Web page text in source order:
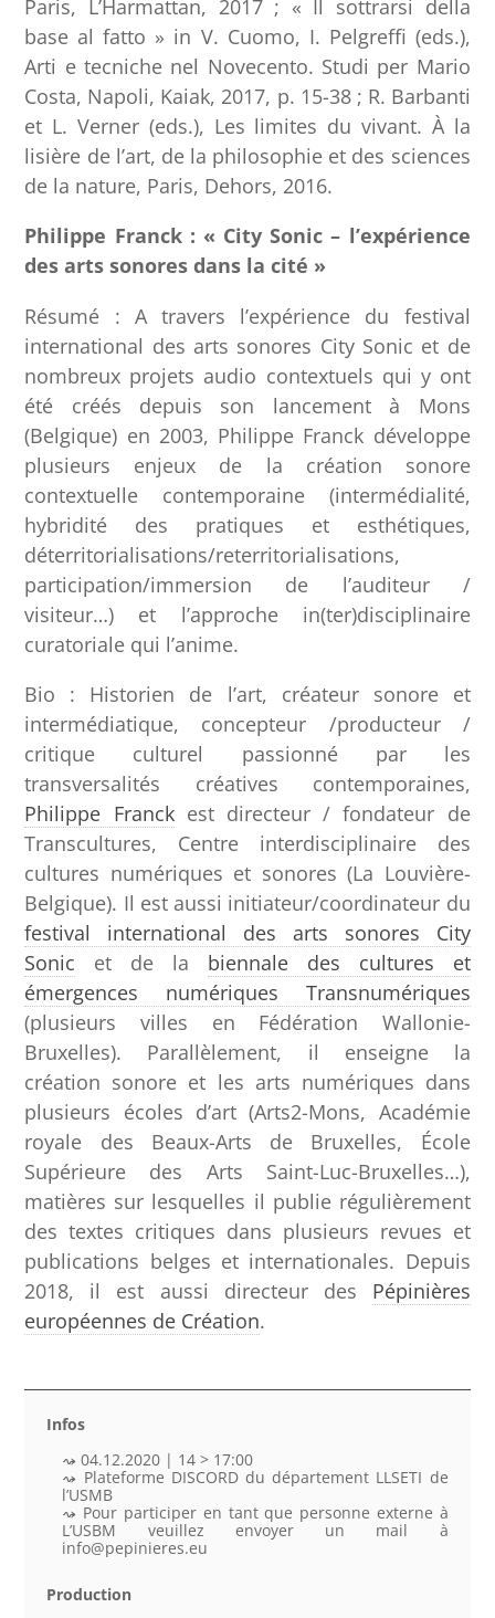
Paris, L’Harmattan, 2017 ; « Il sottrarsi della
base al fatto » in V. Cuomo, I. Pelgreffi (eds.),
Arti e tecniche nel Novecento. Studi per Mario
Costa, Napoli, Kaiak, 2017, p. 15-38 ; R. Barbanti
et L. Verner (eds.), Les limites du vivant. À la
lisière de l’art, de la philosophie et des sciences
de la nature, Paris, Dehors, 2016.
Philippe Franck : « City Sonic – l’expérience
des arts sonores dans la cité »
Résumé : A travers l’expérience du festival
international des arts sonores City Sonic et de
nombreux projets audio contextuels qui y ont
été créés depuis son lancement à Mons
(Belgique) en 2003, Philippe Franck développe
plusieurs enjeux de la création sonore
contextuelle contemporaine (intermédialité,
hybridité des pratiques et esthétiques,
déterritorialisations/reterritorialisations,
participation/immersion de l’auditeur /
visiteur…) et l’approche in(ter)disciplinaire
curatoriale qui l’anime.
Bio : Historien de l’art, créateur sonore et
intermédiatique, concepteur /producteur /
critique culturel passionné par les
transversalités créatives contemporaines,
Philippe Franckest directeur / fondateur de
Transcultures, Centre interdisciplinaire des
cultures numériques et sonores (La Louvière-
Belgique). Il est aussi initiateur/coordinateur du
festival international des arts sonores City
Sonic et de la biennale des cultures et
émergences numériques Transnumériques
(plusieurs villes en Fédération Wallonie-
Bruxelles). Parallèlement, il enseigne la
création sonore et les arts numériques dans
plusieurs écoles d’art (Arts2-Mons, Académie
royale des Beaux-Arts de Bruxelles, École
Supérieure des Arts Saint-Luc-Bruxelles…),
matières sur lesquelles il publie régulièrement
des textes critiques dans plusieurs revues et
publications belges et internationales. Depuis
2018, il est aussi directeur des Pépinières
européennes de Création.
Infos
04.12.2020 | 14 > 17:00
Plateforme DISCORD du département LLSETI de
l’USMB
Pour participer en tant que personne externe à
L’USBM veuillez envoyer un mail à
info@pepinieres.eu
Production